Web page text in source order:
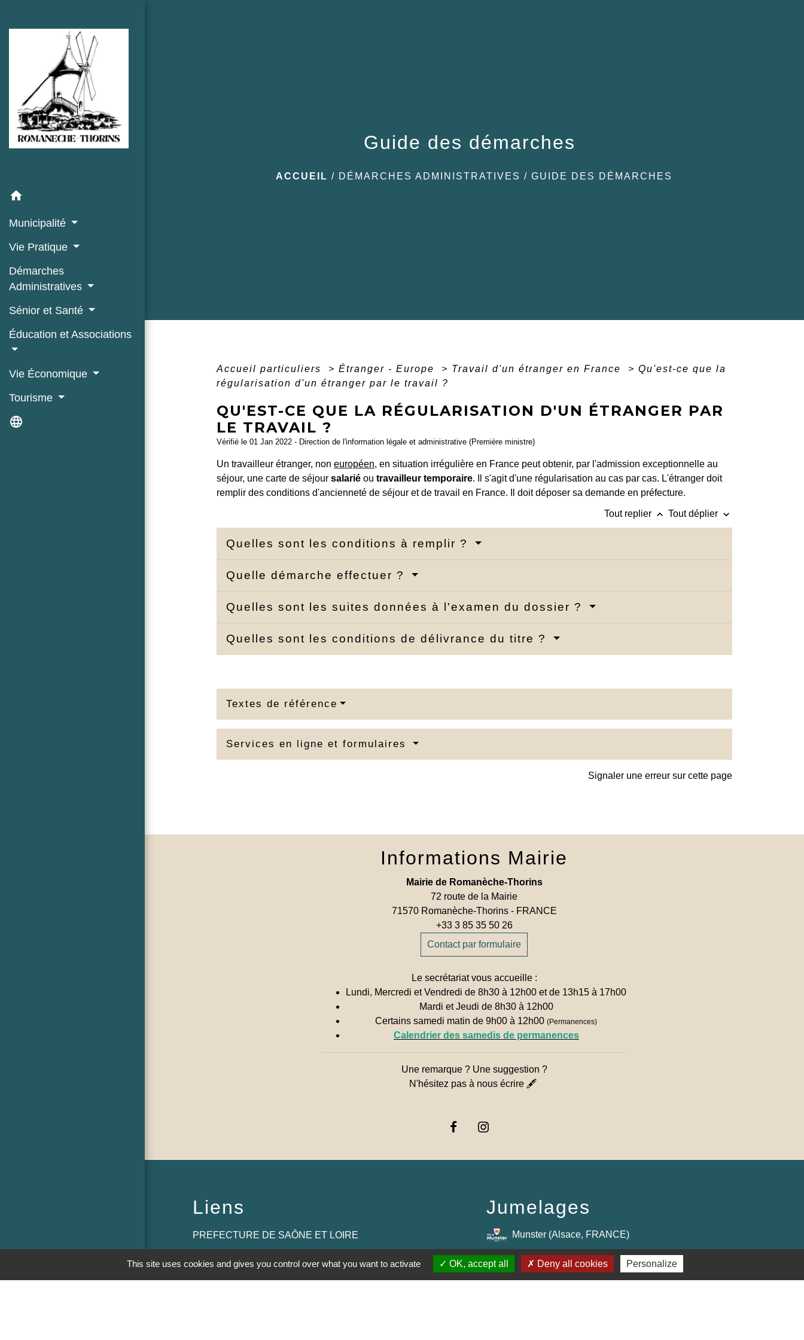
home
Municipalité
Vie Pratique
Démarches
Administratives
Sénior et Santé
Éducation et Associations
Vie Économique
Tourisme
language
Guide des démarches
ACCUEIL / DÉMARCHES ADMINISTRATIVES /GUIDE DES DÉMARCHES
Accueil particuliers > Étranger - Europe > Travail d'un étranger en France > Qu'est-ce que la
régularisation d'un étranger par le travail ?
QU'EST-CE QUE LA RÉGULARISATION D'UN ÉTRANGER PAR
LE TRAVAIL ?
Vérifié le 01 Jan 2022 - Direction de l'information légale et administrative (Première ministre)
Un travailleur étranger, non européen, en situation irrégulière en France peut obtenir, par l'admission exceptionnelle au
séjour, une carte de séjour salariéou travailleur temporaire. Il s'agit d'une régularisation au cas par cas. L'étranger doit
remplir des conditions d'ancienneté de séjour et de travail en France. Il doit déposer sa demande en préfecture.
Tout replier keyboard_arrow_up Tout déplier keyboard_arrow_down
Quelles sont les conditions à remplir ?
Quelle démarche effectuer ?
Quelles sont les suites données à l'examen du dossier ?
Quelles sont les conditions de délivrance du titre ?
Textes de référence
Services en ligne et formulaires
Signaler une erreur sur cette page
Informations Mairie
Mairie de Romanèche-Thorins
72 route de la Mairie
71570 Romanèche-Thorins - FRANCE
+33 3 85 35 50 26
Contact par formulaire
Le secrétariat vous accueille :
Lundi, Mercredi et Vendredi de 8h30 à 12h00 et de 13h15 à 17h00
Mardi et Jeudi de 8h30 à 12h00
Certains samedi matin de 9h00 à 12h00(Permanences)
Calendrier des samedis de permanences
Une remarque ? Une suggestion ?
N'hésitez pas à nous écrire 🖋
Liens
PREFECTURE DE SAÔNE ET LOIRE
RÉGION BOURGOGNE-FRANCHE-
Jumelages
Munster (Alsace, FRANCE)
This site uses cookies and gives you control over what you want to activate OK, accept all Deny all cookies Personalize